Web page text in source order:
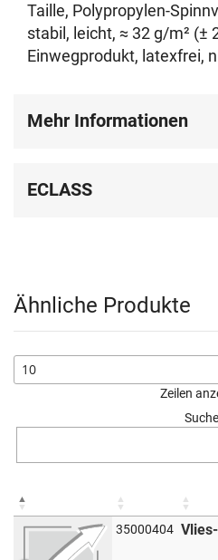
Taille, Polypropylen-
stabil, leicht, ≈ 32 g/m² (±
Einwegprodukt, latexfrei,
Mehr Informationen
ECLASS
Ähnliche Produkte
Zeilen
35000404 Vlies-